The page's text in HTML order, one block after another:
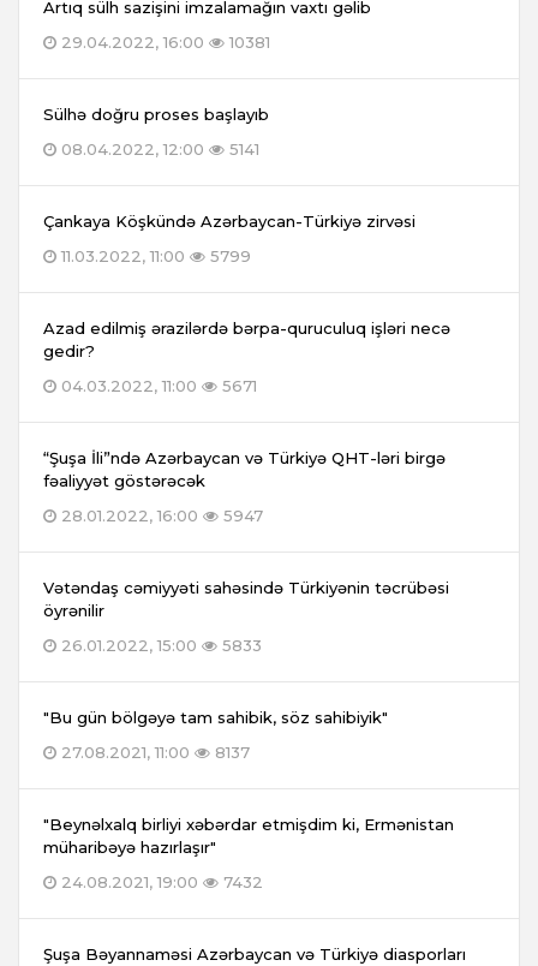
Artıq sülh sazişini imzalamağın vaxtı gəlib
29.04.2022, 16:00
10381
Sülhə doğru proses başlayıb
08.04.2022, 12:00
5141
Çankaya Köşkündə Azərbaycan-Türkiyə zirvəsi
11.03.2022, 11:00
5799
Azad edilmiş ərazilərdə bərpa-quruculuq işləri necə
gedir?
04.03.2022, 11:00
5671
“Şuşa İli”ndə Azərbaycan və Türkiyə QHT-ləri birgə
fəaliyyət göstərəcək
28.01.2022, 16:00
5947
Vətəndaş cəmiyyəti sahəsində Türkiyənin təcrübəsi
öyrənilir
26.01.2022, 15:00
5833
"Bu gün bölgəyə tam sahibik, söz sahibiyik"
27.08.2021, 11:00
8137
"Beynəlxalq birliyi xəbərdar etmişdim ki, Ermənistan
müharibəyə hazırlaşır"
24.08.2021, 19:00
7432
Şuşa Bəyannaməsi Azərbaycan və Türkiyə diasporları